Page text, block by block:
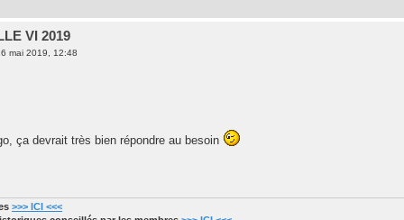
VI 2019
mai 2019, 12:48
ça devrait très bien répondre au besoin
>>> ICI <<<